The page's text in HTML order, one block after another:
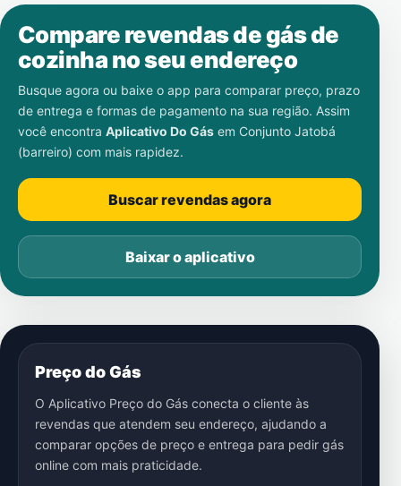
Compare revendas de gás de
cozinha no seu endereço
Busque agora ou baixe o app para comparar preço, prazo
de entrega e formas de pagamento na sua região. Assim
você encontra Aplicativo Do Gás em Conjunto Jatobá
(barreiro) com mais rapidez.
Buscar revendas agora
Baixar o aplicativo
Preço do Gás
O Aplicativo Preço do Gás conecta o cliente às
revendas que atendem seu endereço, ajudando a
comparar opções de preço e entrega para pedir gás
online com mais praticidade.